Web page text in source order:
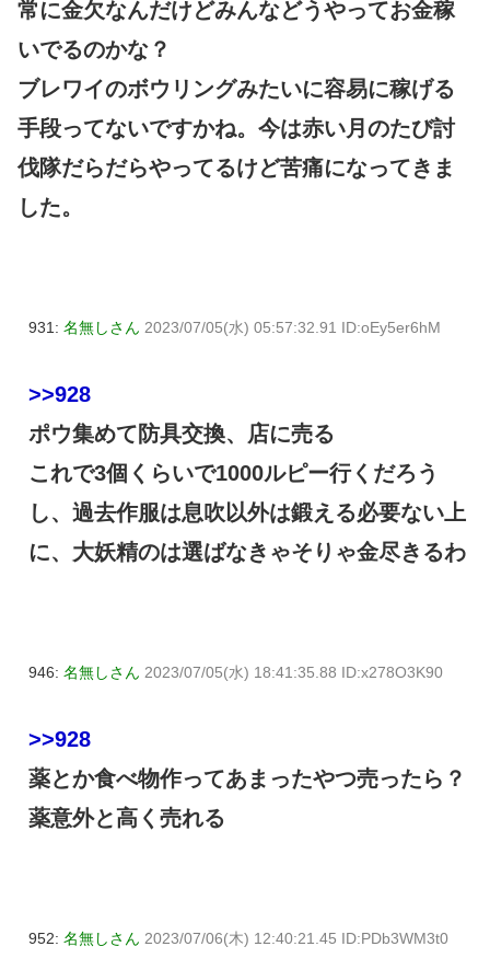
常に金欠なんだけどみんなどうやってお金稼
いでるのかな？
ブレワイのボウリングみたいに容易に稼げる
手段ってないですかね。今は赤い月のたび討
伐隊だらだらやってるけど苦痛になってきま
した。
931: 名無しさん 2023/07/05(水) 05:57:32.91 ID:oEy5er6hM
>>928
ポウ集めて防具交換、店に売る
これで3個くらいで1000ルピー行くだろう
し、過去作服は息吹以外は鍛える必要ない上
に、大妖精のは選ばなきゃそりゃ金尽きるわ
946: 名無しさん 2023/07/05(水) 18:41:35.88 ID:x278O3K90
>>928
薬とか食べ物作ってあまったやつ売ったら？
薬意外と高く売れる
952: 名無しさん 2023/07/06(木) 12:40:21.45 ID:PDb3WM3t0